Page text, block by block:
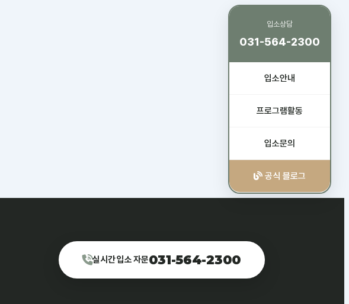
입소상담
031-564-2300
입소안내
프로그램활동
입소문의
공식 블로그
실시간 입소 자문031-564-2300